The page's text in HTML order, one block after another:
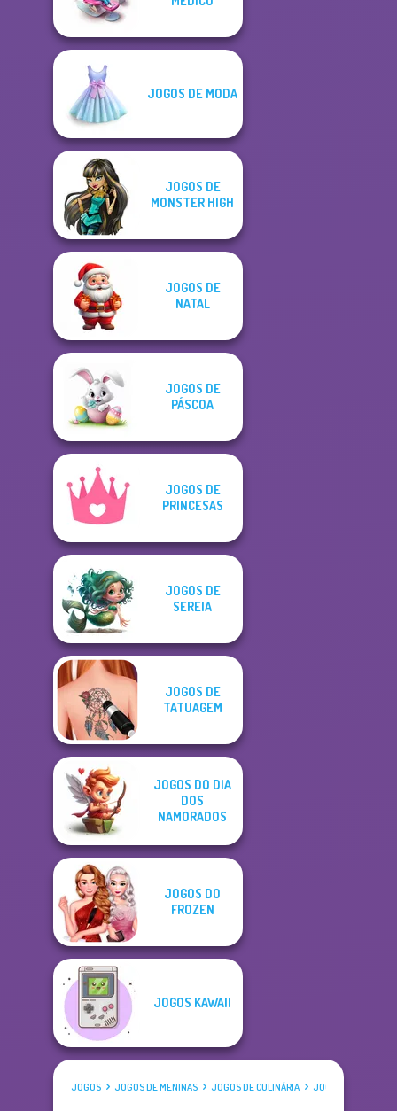
JOGOS DE MODA
JOGOS DE
MONSTER HIGH
JOGOS DE
NATAL
JOGOS DE
PÁSCOA
JOGOS DE
PRINCESAS
JOGOS DE
SEREIA
JOGOS DE
TATUAGEM
JOGOS DO DIA
DOS
NAMORADOS
JOGOS DO
FROZEN
JOGOS KAWAII
JOGOS JOGOS DE MENINAS JOGOS DE CULINÁRIA JOGOS DE